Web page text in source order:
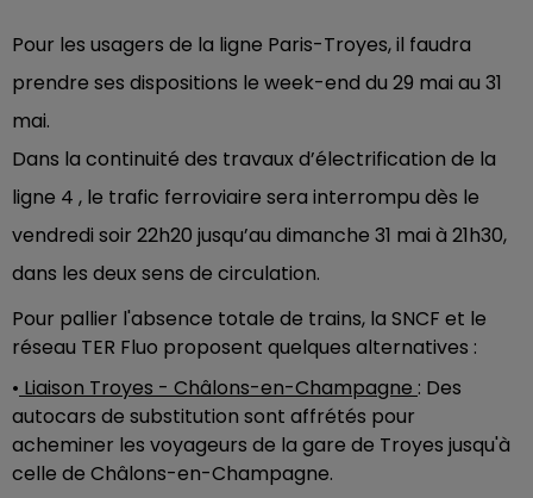
Pour les usagers de la ligne Paris-Troyes, il faudra
prendre ses dispositions le week-end du 29 mai au 31
mai.
Dans la continuité des travaux d’électrification de la
ligne 4 , le trafic ferroviaire sera interrompu dès le
vendredi soir 22h20 jusqu’au dimanche 31 mai à 21h30,
dans les deux sens de circulation.
Pour pallier l'absence totale de trains, la SNCF et le
réseau TER Fluo proposent quelques alternatives :
• Liaison Troyes - Châlons-en-Champagne : Des
autocars de substitution sont affrétés pour
acheminer les voyageurs de la gare de Troyes jusqu'à
celle de Châlons-en-Champagne.